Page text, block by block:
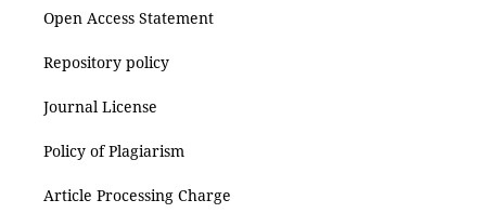
Open Access Statement
Repository policy
Journal License
Policy of Plagiarism
Article Processing Charge